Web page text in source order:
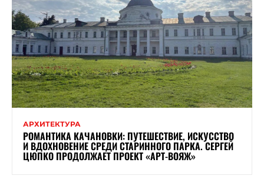
АРХИТЕКТУРА
РОМАНТИКА КАЧАНОВКИ: ПУТЕШЕСТВИЕ, ИСКУССТВО
И ВДОХНОВЕНИЕ СРЕДИ СТАРИННОГО ПАРКА. СЕРГЕЙ
ЦЮПКО ПРОДОЛЖАЕТ ПРОЕКТ «АРТ-ВОЯЖ»